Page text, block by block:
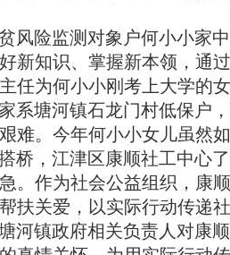
风险监测对象户何小小家
新知识、掌握新本领，通
任为何小小刚考上大学的
系塘河镇石龙门村低保户，
难。今年何小小女儿虽然
桥，江津区康顺社工中心了
。作为社会公益组织，康
扶关爱，以实际行动传递社
河镇政府相关负责人对康